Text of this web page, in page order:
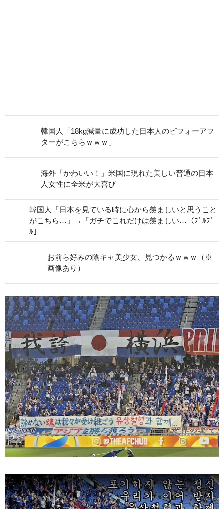
韓国人「18kg減量に成功した日本人のビフォーアフ
ターがこちらｗｗｗ」
海外「かわいい！」米国に現れた美しい普通の日本
人女性に全米が大喜び
韓国人「日本を見ている時に心から羨ましいと思うこと
がこちら…」→「ガチでこれだけは羨ましい…（ﾌﾞﾙﾌﾞ
ﾙ」
お前ら好みの陰キャ美少女、見つかるｗｗｗ（※
画像あり）